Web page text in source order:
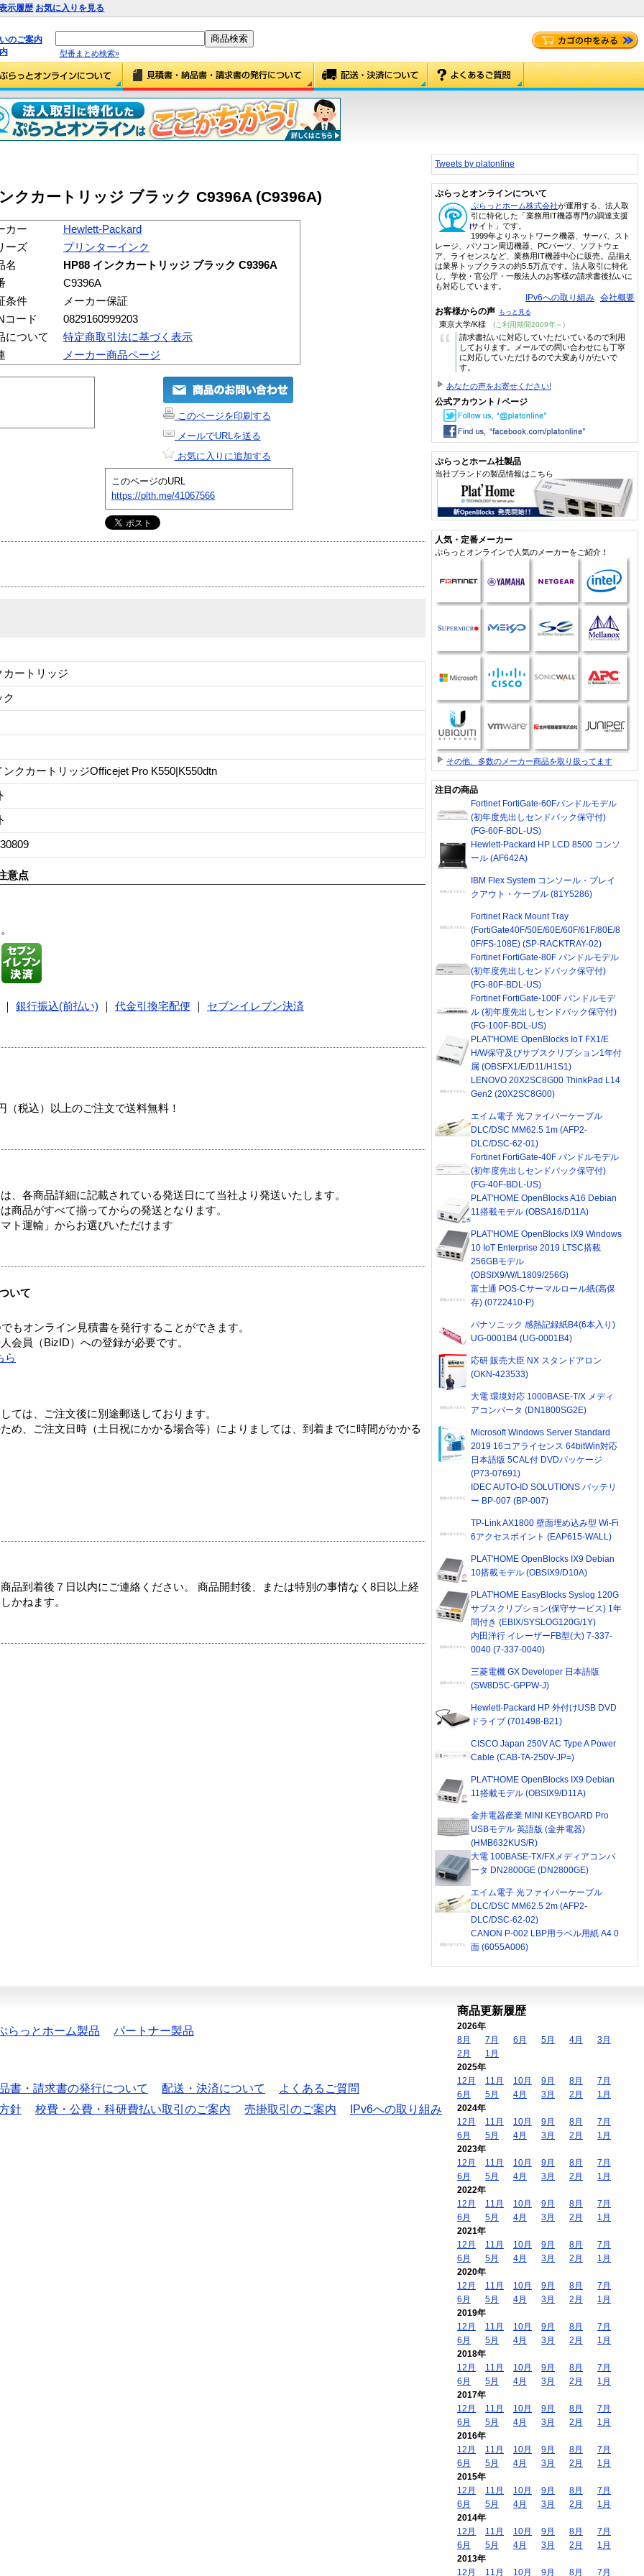
示履歴 お気に入りを見る
のご案内
型番まとめ検索»
クカートリッジ ブラック C9396A (C9396A)
カー
Hewlett-Packard
ーズ
プリンターインク
名
HP88 インクカートリッジ ブラック C9396A
C9396A
条件
メーカー保証
コード
0829160999203
について
特定商取引法に基づく表示
メーカー商品ページ
このページを印刷する
メールでURLを送る
お気に入りに追加する
このページのURL
https://plth.me/41067566
カートリッジ
ク
ンクカートリッジOfficejet Pro K550|K550dtn
意点
銀行振込(前払い) 代金引換宅配便
セブンイレブン決済
税込）以上のご注文で送料無料！
、各商品詳細に記載されている発送日にて当社より発送いたします。
商品がすべて揃ってからの発送となります。
ト運輸」からお選びいただけます
いて
もオンライン見積書を発行することができます。
会員（BizID）への登録が必要です。
ら
ては、ご注文後に別途郵送しております。
め、ご注文日時（土日祝にかかる場合等）によりましては、到着までに時間がかかる
品到着後７日以内にご連絡ください。 商品開封後、または特別の事情なく8日以上経
かねます。
Tweets by platonline
ぷらっとオンラインについて
ぷらっとホーム株式会社が運用する、法人取
引に特化した「業務用IT機器専門の調達支援
サイト」です。
1999年よりネットワーク機器、サーバ、スト
レージ、パソコン周辺機器、PCパーツ、ソフトウェ
ア、ライセンスなど、業務用IT機器中心に販売。品揃え
は業界トップクラスの約5.5万点です。法人取引に特化
し、学校・官公庁・一般法人のお客様の請求書後払いに
も対応しています。
IPv6への取り組み 会社概要
お客様からの声 もっと見る
東京大学/K様 (ご利用期間2009年～)
“
請求書払いに対応していただいているので利用
しております。メールでの問い合わせにも丁寧
に対応していただけるので大変ありがたいで
す。
あなたの声をお寄せください!
公式アカウント / ページ
ぷらっとホーム社製品
当社ブランドの製品情報はこちら
人気・定番メーカー
ぷらっとオンラインで人気のメーカーをご紹介！
その他、多数のメーカー商品を取り扱ってます
注目の商品
Fortinet FortiGate-60Fバンドルモデル
(初年度先出しセンドバック保守付)
(FG-60F-BDL-US)
Hewlett-Packard HP LCD 8500 コンソ
ール (AF642A)
IBM Flex System コンソール・ブレイ
クアウト・ケーブル (81Y5286)
Fortinet Rack Mount Tray
(FortiGate40F/50E/60E/60F/61F/80E/8
0F/FS-108E) (SP-RACKTRAY-02)
Fortinet FortiGate-80F バンドルモデル
(初年度先出しセンドバック保守付)
(FG-80F-BDL-US)
Fortinet FortiGate-100F バンドルモデ
ル (初年度先出しセンドバック保守付)
(FG-100F-BDL-US)
PLAT'HOME OpenBlocks IoT FX1/E
H/W保守及びサブスクリプション1年付
属 (OBSFX1/E/D11/H1S1)
LENOVO 20X2SC8G00 ThinkPad L14
Gen2 (20X2SC8G00)
エイム電子 光ファイバーケーブル
DLC/DSC MM62.5 1m (AFP2-
DLC/DSC-62-01)
Fortinet FortiGate-40F バンドルモデル
(初年度先出しセンドバック保守付)
(FG-40F-BDL-US)
PLAT'HOME OpenBlocks A16 Debian
11搭載モデル (OBSA16/D11A)
PLAT'HOME OpenBlocks IX9 Windows
10 IoT Enterprise 2019 LTSC搭載
256GBモデル
(OBSIX9/W/L1809/256G)
富士通 POS-Cサーマルロール紙(高保
存) (0722410-P)
パナソニック 感熱記録紙B4(6本入り)
UG-0001B4 (UG-0001B4)
応研 販売大臣 NX スタンドアロン
(OKN-423533)
大電 環境対応 1000BASE-T/X メディ
アコンバータ (DN1800SG2E)
Microsoft Windows Server Standard
2019 16コアライセンス 64bitWin対応
日本語版 5CAL付 DVDパッケージ
(P73-07691)
IDEC AUTO-ID SOLUTIONS バッテリ
ー BP-007 (BP-007)
TP-Link AX1800 壁面埋め込み型 Wi-Fi
6アクセスポイント (EAP615-WALL)
PLAT'HOME OpenBlocks IX9 Debian
10搭載モデル (OBSIX9/D10A)
PLAT'HOME EasyBlocks Syslog 120G
サブスクリプション(保守サービス) 1年
間付き (EBIX/SYSLOG120G/1Y)
内田洋行 イレーザーFB型(大) 7-337-
0040 (7-337-0040)
三菱電機 GX Developer 日本語版
(SW8D5C-GPPW-J)
Hewlett-Packard HP 外付けUSB DVD
ドライブ (701498-B21)
CISCO Japan 250V AC Type A Power
Cable (CAB-TA-250V-JP=)
PLAT'HOME OpenBlocks IX9 Debian
11搭載モデル (OBSIX9/D11A)
金井電器産業 MINI KEYBOARD Pro
USBモデル 英語版 (金井電器)
(HMB632KUS/R)
大電 100BASE-TX/FXメディアコンバ
ータ DN2800GE (DN2800GE)
エイム電子 光ファイバーケーブル
DLC/DSC MM62.5 2m (AFP2-
DLC/DSC-62-02)
CANON P-002 LBP用ラベル用紙 A4 0
面 (6055A006)
らっとホーム製品 パートナー製品
書・請求書の発行について 配送・決済について
よくあるご質問
針 校費・公費・科研費払い取引のご案内 売掛取引のご案内
IPv6への取り組み
商品更新履歴
2026年
8月
7月 6月 5月 4月
3月
2月
1月
2025年
12月
11月 10月 9月 8月
7月
6月
5月 4月 3月 2月
1月
2024年
12月
11月 10月 9月 8月
7月
6月
5月 4月 3月 2月
1月
2023年
12月
11月 10月 9月 8月
7月
6月
5月 4月 3月 2月
1月
2022年
12月
11月 10月 9月 8月
7月
6月
5月 4月 3月 2月
1月
2021年
12月
11月 10月 9月 8月
7月
6月
5月 4月 3月 2月
1月
2020年
12月
11月 10月 9月 8月
7月
6月
5月 4月 3月 2月
1月
2019年
12月
11月 10月 9月 8月
7月
6月
5月 4月 3月 2月
1月
2018年
12月
11月 10月 9月 8月
7月
6月
5月 4月 3月 2月
1月
2017年
12月
11月 10月 9月 8月
7月
6月
5月 4月 3月 2月
1月
2016年
12月
11月 10月 9月 8月
7月
6月
5月 4月 3月 2月
1月
2015年
12月
11月 10月 9月 8月
7月
6月
5月 4月 3月 2月
1月
2014年
12月
11月 10月 9月 8月
7月
6月
5月 4月 3月 2月
1月
2013年
12月
11月 10月 9月 8月 7月